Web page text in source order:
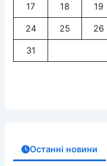
17 18 19
24 25 26
31
Останні новини